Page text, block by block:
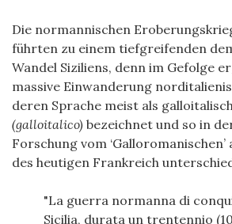
Die normannischen
führten zu einem tiefgreifenden
Wandel Siziliens, denn im Gefolge
massive Einwanderung
deren Sprache meist als
(galloitalico) bezeichnet und so in
Forschung vom ‘Galloromanischen’
des heutigen Frankreich
"La guerra normanna di
Sicilia, durata un trentennio